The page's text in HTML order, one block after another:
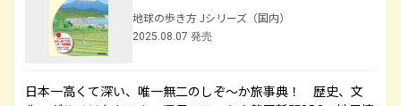
地球の歩き方 Jシリーズ（国内）
2025.08.07 発売
日本一高くて深い、唯一無二のしぞ～か旅事典！ 歴史、文